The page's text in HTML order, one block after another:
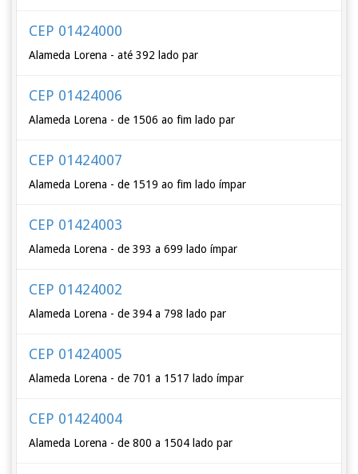
CEP 01424000
Alameda Lorena - até 392 lado par
CEP 01424006
Alameda Lorena - de 1506 ao fim lado par
CEP 01424007
Alameda Lorena - de 1519 ao fim lado ímpar
CEP 01424003
Alameda Lorena - de 393 a 699 lado ímpar
CEP 01424002
Alameda Lorena - de 394 a 798 lado par
CEP 01424005
Alameda Lorena - de 701 a 1517 lado ímpar
CEP 01424004
Alameda Lorena - de 800 a 1504 lado par